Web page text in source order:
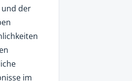
der
im